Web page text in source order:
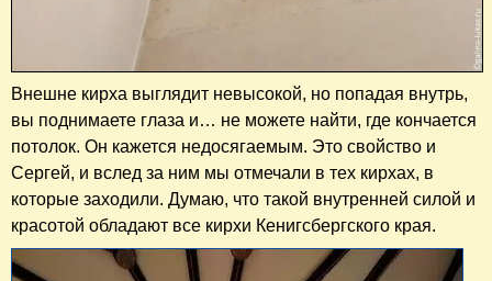
Внешне кирха выглядит невысокой, но попадая внутрь,
вы поднимаете глаза и… не можете найти, где кончается
потолок. Он кажется недосягаемым. Это свойство и
Сергей, и вслед за ним мы отмечали в тех кирхах, в
которые заходили. Думаю, что такой внутренней силой и
красотой обладают все кирхи Кенигсбергского края.